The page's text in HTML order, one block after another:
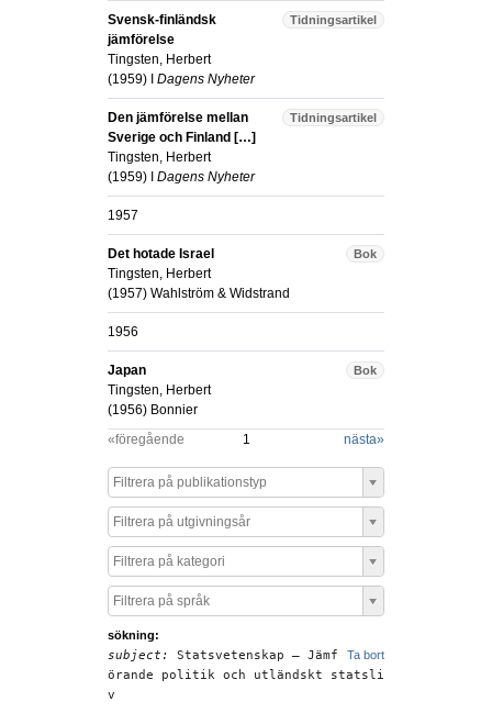
Tidningsartikel
Svensk-finländsk
jämförelse
Tingsten, Herbert
(1959) I Dagens Nyheter
Tidningsartikel
Den jämförelse mellan
Sverige och Finland […]
Tingsten, Herbert
(1959) I Dagens Nyheter
1957
Bok
Det hotade Israel
Tingsten, Herbert
(1957) Wahlström & Widstrand
1956
Bok
Japan
Tingsten, Herbert
(1956) Bonnier
«föregående
1 nästa»
Filtrera på publikationstyp
Filtrera på utgivningsår
Filtrera på kategori
Filtrera på språk
sökning:
Ta bort
subject:
Statsvetenskap – Jämf
örande politik och utländskt statsli
v